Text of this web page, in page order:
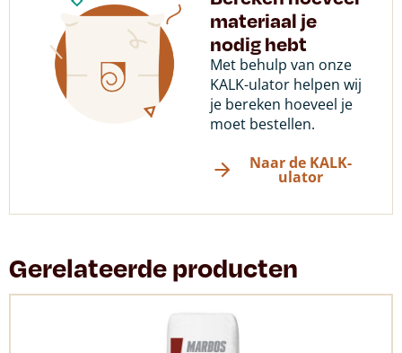
materiaal je
nodig hebt
Met behulp van onze
KALK-ulator helpen wij
je bereken hoeveel je
moet bestellen.
Naar de KALK-
ulator
Gerelateerde producten